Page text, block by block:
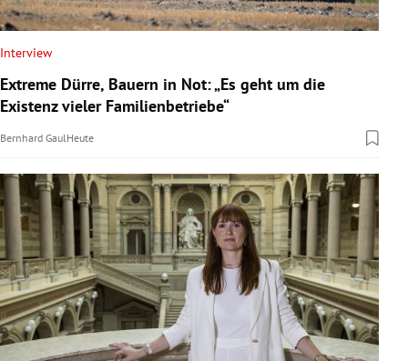
Interview
Extreme Dürre, Bauern in Not: „Es geht um die
Existenz vieler Familienbetriebe“
Bernhard GaulHeute